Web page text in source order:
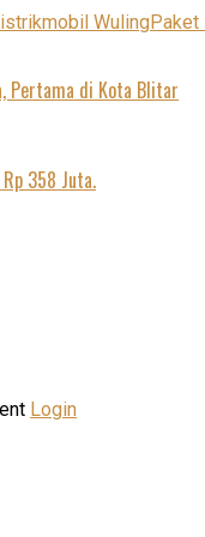
mobil WulingPaket
Pertama di Kota Blitar
358 Juta.
Login